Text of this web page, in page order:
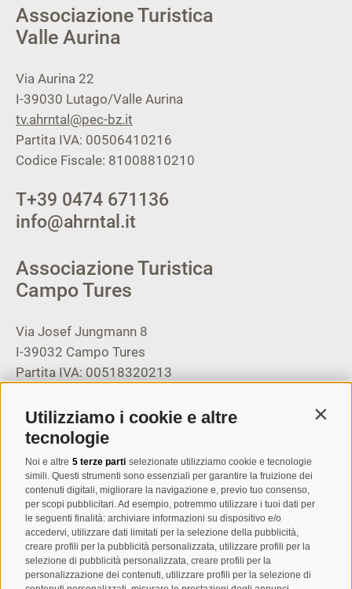
Utilizziamo i cookie e altre
tecnologie
Noi e altre 5 terze parti selezionate utilizziamo cookie e tecnologie
simili. Questi strumenti sono essenziali per garantire la fruizione dei
contenuti digitali, migliorare la navigazione e, previo tuo consenso,
per scopi pubblicitari. Ad esempio, potremmo utilizzare i tuoi dati per
le seguenti finalità: archiviare informazioni su dispositivo e/o
accedervi, utilizzare dati limitati per la selezione della pubblicità,
creare profili per la pubblicità personalizzata, utilizzare profili per la
selezione di pubblicità personalizzata, creare profili per la
personalizzazione dei contenuti, utilizzare profili per la selezione di
Associazione Turistica
Valle Aurina
Via Aurina 22
I-39030 Lutago/Valle Aurina
tv.ahrntal@pec-bz.it
Partita IVA: 00506410216
Codice Fiscale: 81008810210
T+39 0474 671136
info@ahrntal.it
Associazione Turistica
Campo Tures
Via Josef Jungmann 8
I-39032 Campo Tures
Partita IVA: 00518320213
T+39 0474 678076
info@taufers.com
Registrazione Newsletter